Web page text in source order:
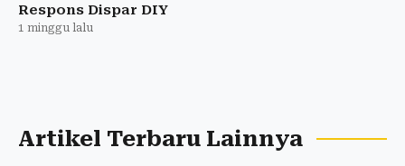
Respons Dispar DIY
1 minggu lalu
Artikel Terbaru Lainnya